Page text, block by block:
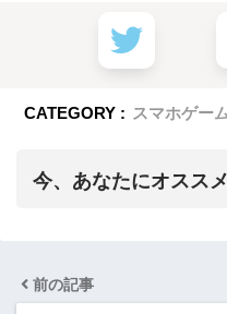
CATEGORY : スマホゲー
今、あなたにオススメ
前の記事